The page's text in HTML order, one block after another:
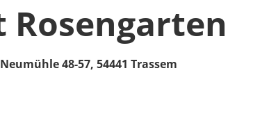
48-57, 54441 Trassem